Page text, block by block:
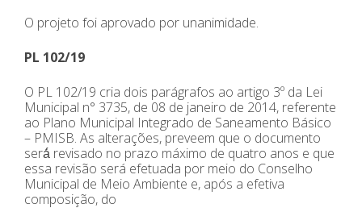
O projeto foi aprovado por unanimidade.
PL 102/19
O PL 102/19 cria dois parágrafos ao artigo 3º da Lei
Municipal n° 3735, de 08 de janeiro de 2014, referente
ao Plano Municipal Integrado de Saneamento Básico
– PMISB. As alterações, preveem que o documento
será́ revisado no prazo máximo de quatro anos e que
essa revisão será efetuada por meio do Conselho
Municipal de Meio Ambiente e, após a efetiva
composição, do